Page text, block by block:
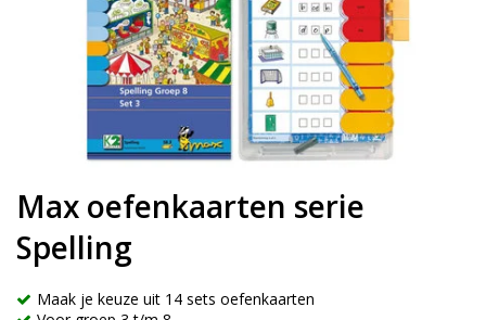
Max oefenkaarten serie
Spelling
Maak je keuze uit 14 sets oefenkaarten